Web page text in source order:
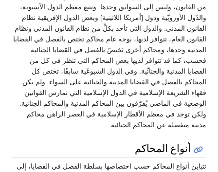
من القانون، وليس إلى السوابق وحدها. وتتبع معظم الدول الآسيوية،
والدّول الأوروبّية ودول [أمريكا اللاتينية] وبعض الدول الإفريقية نظام
القانون المدني. والدول التي تأخذ بكلٍّ من نظام القانون المدني ونظام
القانون العام، تتوافر لديها، بوجه عام محاكم تختص بالفصل في القضايا
المدنية وحدها، ومحاكم أخرى تَختصّ بالفصل في القضايا الجنائية
فحسب، كما قد تتوافر لديها بعض المحاكم التي تنظر في كل من
القضايا المدنية والجنائّية. وفي الدول الشيوعّية سابقًا، تختص كل
المحاكم بالفصل في القضايا المدنية والجنائية على السواء. ولم يكن
فقهاء الشريعة الإسلامية في الدول الإسلامية التي تمارس القوانين
الوضعية في الماضي يُفرّقون بين المحاكم المدنية والمحاكم الجنائية.
ولكن توجد في معظم الأقطار الإسلامية في العصر الراهن محاكم
مدنية منفصلة عن المحاكم الجنائية.
أنواع المحاكم
تتباين أنواع المحاكم حسب اختصاصها بسلطة الفصل في القضايا، إلى